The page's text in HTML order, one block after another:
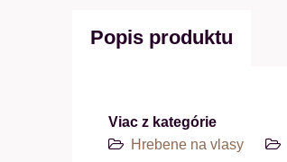
Popis produktu
Viac z kategórie
Hrebene na vlasy